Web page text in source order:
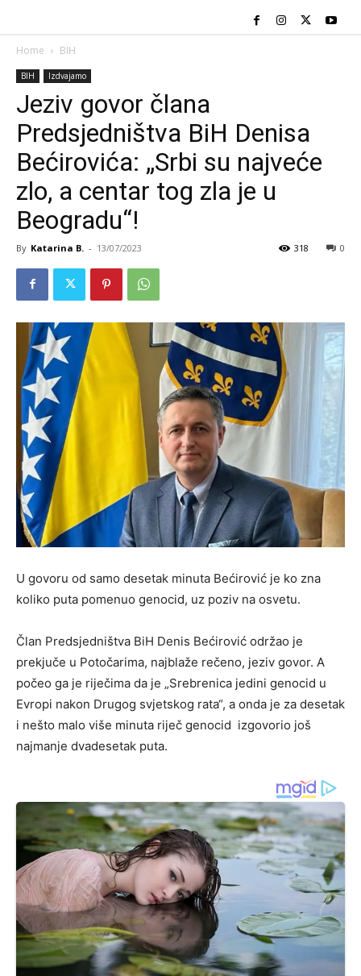
Home BIH
BIH Izdvajamo
Jeziv govor člana
Predsjedništva BiH Denisa
Bećirovića: „Srbi su najveće
zlo, a centar tog zla je u
Beogradu“!
By Katarina B. - 13/07/2023 0
318
U govoru od samo desetak minuta Bećirović je ko zna
koliko puta pomenuo genocid, uz poziv na osvetu.
Član Predsjedništva BiH Denis Bećirović održao je
prekjuče u Potočarima, najblaže rečeno, jeziv govor. A
počeo ga je riječima da je „Srebrenica jedini genocid u
Evropi nakon Drugog svjetskog rata“, a onda je za desetak
i nešto malo više minuta riječ genocid izgovorio još
najmanje dvadesetak puta.